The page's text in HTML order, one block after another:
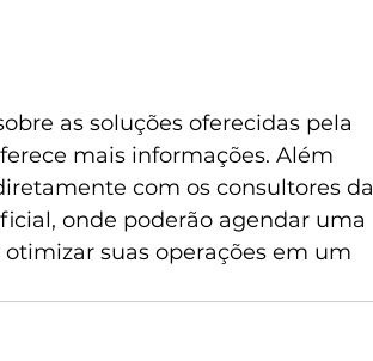
as soluções oferecidas pela
mais informações. Além
com os consultores da
onde poderão agendar uma
suas operações em um